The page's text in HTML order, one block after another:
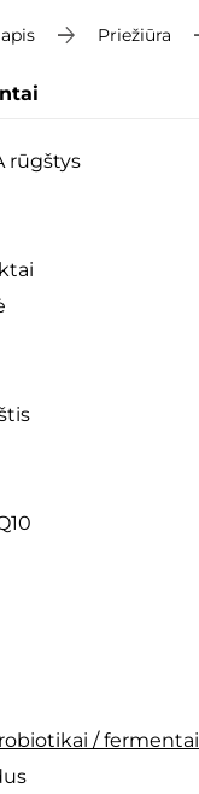
Priežiūra
rūgštys
/ fermentai